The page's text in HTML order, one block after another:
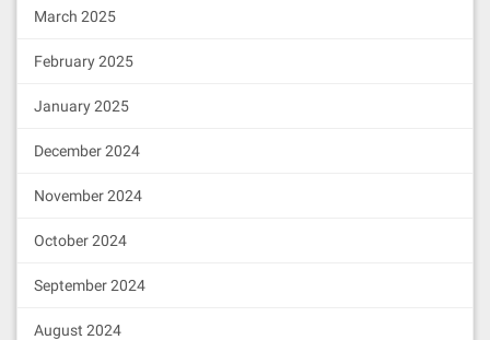
March 2025
February 2025
January 2025
December 2024
November 2024
October 2024
September 2024
August 2024